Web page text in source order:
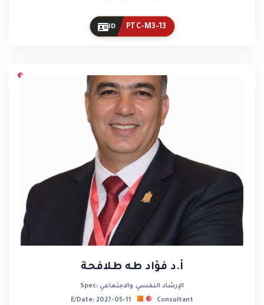
ID PTC-M3-13
أ.د فؤاد طه طلافحة
Spec: الإرشاد النفسي والاجتماعي
E/Date: 2027-05-11
Consultant